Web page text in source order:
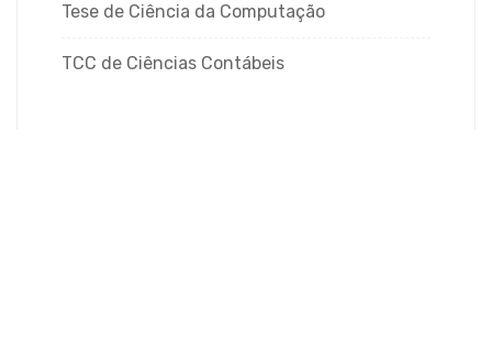
Tese de Ciência da Computação
TCC de Ciências Contábeis